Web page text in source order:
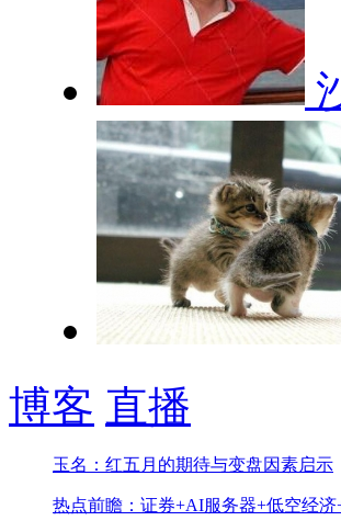
博客 直播
玉名：红五月的期待与变盘因素启示
热点前瞻：证券+AI服务器+低空经济